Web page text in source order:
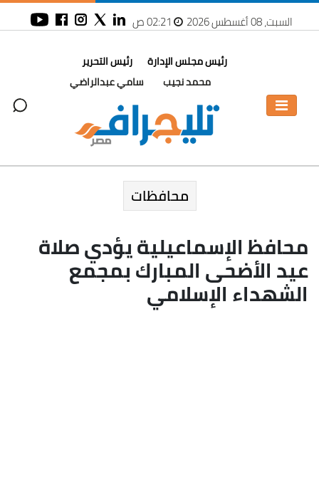
السبت، 08 أغسطس 2026
رئيس مجلس الإدارة
محمد نجيب
رئيس التحرير
سامي عبدالراضي
محافظات
محافظ الإسماعيلية يؤدي صلاة
عيد الأضحى المبارك بمجمع
الشهداء الإسلامي